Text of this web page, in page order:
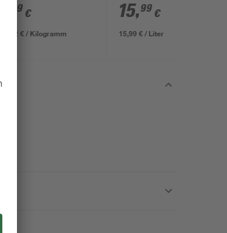
99 €
277,22 € / Kilogramm
15,99 €
15,99 € / Liter